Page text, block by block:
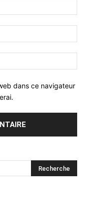
dans ce navigateur